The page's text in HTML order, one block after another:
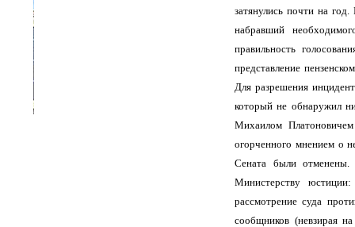
затянулись почти на
набравший
правильность
представление
Для разрешения
который не обнаружил
Михаилом
огорченного мнением о
Сената были
Министерству юстиции:
рассмотрение суда
сообщников (невзирая